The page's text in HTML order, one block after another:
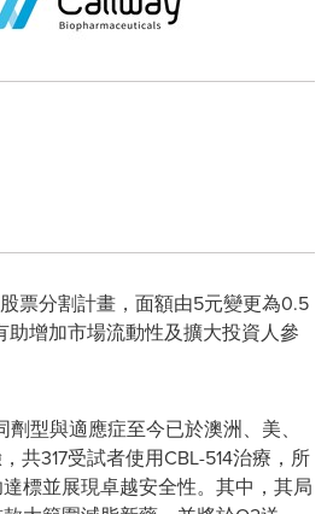
分割計畫，面額由5元變更為0.5
助增加市場流動性及擴大投資人參
與適應症至今已於澳洲、美、
共317受試者使用CBL-514治療，所
標並展現卓越安全性。其中，其局